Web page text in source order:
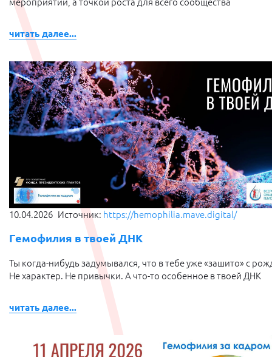
читать далее...
10.04.2026 Источник: https://hemophilia.mave.digital/
Гемофилия в твоей ДНК
Ты когда-нибудь задумывался, что в тебе уже «зашито» с
Не характер. Не привычки. А что-то особенное в твоей ДНК
читать далее...